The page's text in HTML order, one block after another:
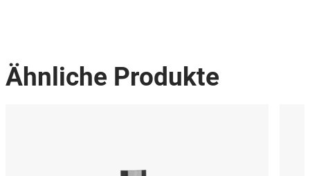
Ähnliche Produkte